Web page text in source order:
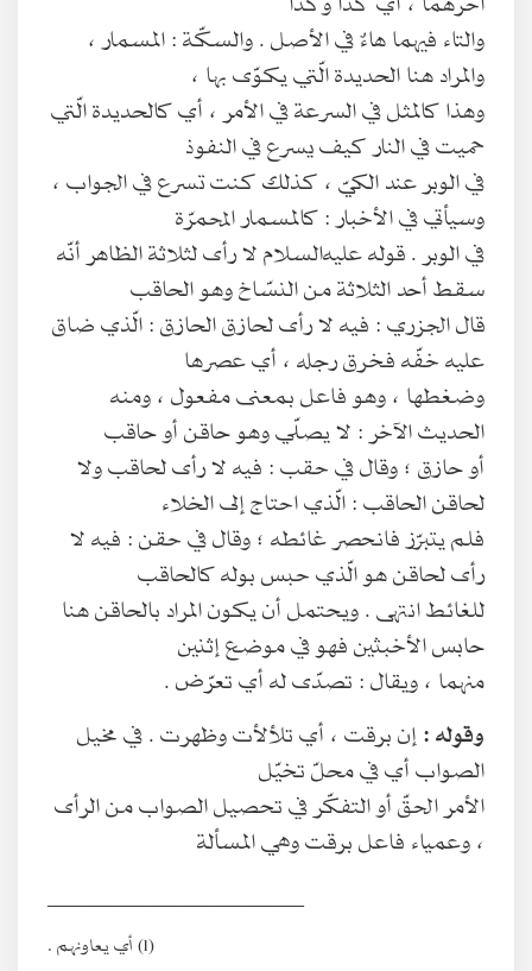
والتاء فيهما هاءٌ في الأصل . والسكّة : المسمار ،
والمراد هنا الحديدة الّتي يكوّى بها ،
وهذا كالمثل في السرعة في الأمر ، أي كالحديدة الّتي
حميت في النار كيف يسرع في النفوذ
في الوبر عند الكيّ ، كذلك كنت تسرع في الجواب ،
وسيأتي في الأخبار : كالمسمار المحمرّة
في الوبر . قوله عليه‌السلام لا رأى لثلاثة الظاهر أنّه
سقط أحد الثلاثة من النسّاخ وهو الحاقب
قال الجزري : فيه لا رأى لحازق الحازق : الّذي ضاق
عليه خفّه فخرق رجله ، أي عصرها
وضغطها ، وهو فاعل بمعنى مفعول ، ومنه
الحديث الآخر : لا يصلّي وهو حاقن أو حاقب
أو حازق ؛ وقال في حقب : فيه لا رأى لحاقب ولا
لحاقن الحاقب : الّذي احتاج إلى الخلاء
فلم يتبرّز فانحصر غائطه ؛ وقال في حقن : فيه لا
رأى لحاقن هو الّذي حبس بوله كالحاقب
للغائط انتهى . ويحتمل أن يكون المراد بالحاقن هنا
حابس الأخبثين فهو في موضع إثنين
منهما ، ويقال : تصدّى له أي تعرّض .
وقوله :إن برقت ، أي تلألأت وظهرت . في مخيل
الصواب أي في محلّ تخيّل
الأمر الحقّ أو التفكّر في تحصيل الصواب من الرأى
، وعمياء فاعل برقت وهي المسألة
(1) أي يعاونهم .